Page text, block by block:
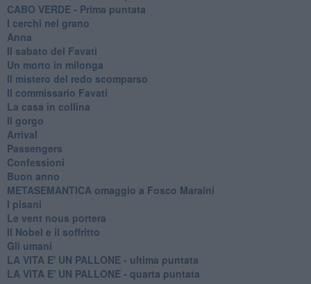
CABO VERDE - Prima puntata
I cerchi nel grano
Anna
Il sabato del Favati
Un morto in milonga
Il mistero del redo scomparso
Il commissario Favati
La casa in collina
Il gorgo
Arrival
Passengers
Confessioni
Buon anno
METASEMANTICA omaggio a Fosco Maraini
I pisani
Le vent nous portera
Il Nobel e il soffritto
Gli umani
LA VITA E' UN PALLONE - ultima puntata
LA VITA E' UN PALLONE - quarta puntata